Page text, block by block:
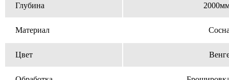
Глубина
Материал
Цвет